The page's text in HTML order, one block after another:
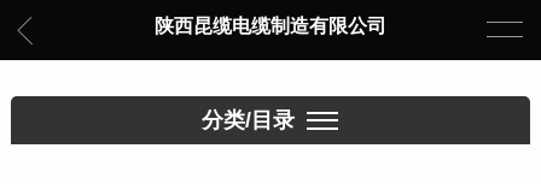
陕西昆缆电缆制造有限公司
分类/目录